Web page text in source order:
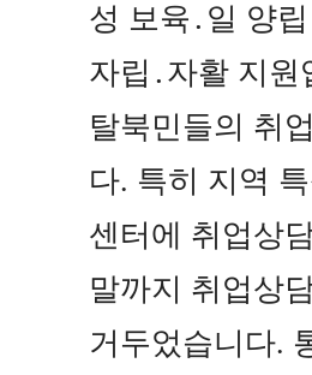
성 보육 ․ 일 양
자립 ․ 자활 지원
탈북민들의 취
다. 특히 지역
센터에 취업상
말까지 취업상
거두었습니다.